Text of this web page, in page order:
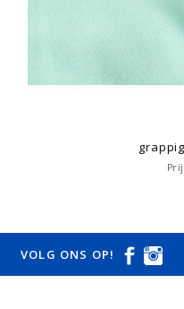
VOLG ONS OP!